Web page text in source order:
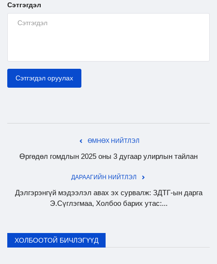
Сэтгэгдэл
Сэтгэгдэл оруулах
ӨМНӨХ НИЙТЛЭЛ
Өргөдөл гомдлын 2025 оны 3 дугаар улирлын тайлан
ДАРААГИЙН НИЙТЛЭЛ
Дэлгэрэнгүй мэдээлэл авах эх сурвалж: ЗДТГ-ын дарга
Э.Сүглэгмаа, Холбоо барих утас:...
ХОЛБООТОЙ БИЧЛЭГҮҮД